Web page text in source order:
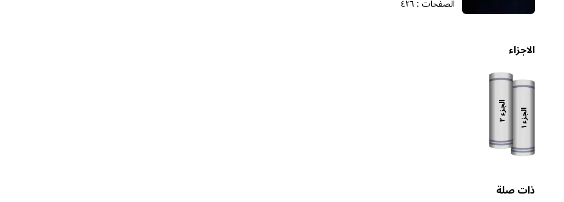
الصفحات : ٤٢٦
الاجزاء
الجزء
١
الجزء
٢
ذات صلة